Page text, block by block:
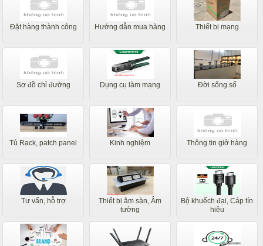
Đặt hàng thành công Hướng dẫn mua hàng Thiết bị mạng
Sơ đồ chỉ đường Dụng cụ làm mạng Đời sống số
Tủ Rack, patch panel Kinh nghiệm Thông tin giở hàng
Tư vấn, hỗ trợ
Thiết bị âm sàn, Âm
tường
Bộ khuếch đại, Cáp tín
hiệu